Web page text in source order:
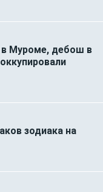
в Муроме, дебош в
зодиака на